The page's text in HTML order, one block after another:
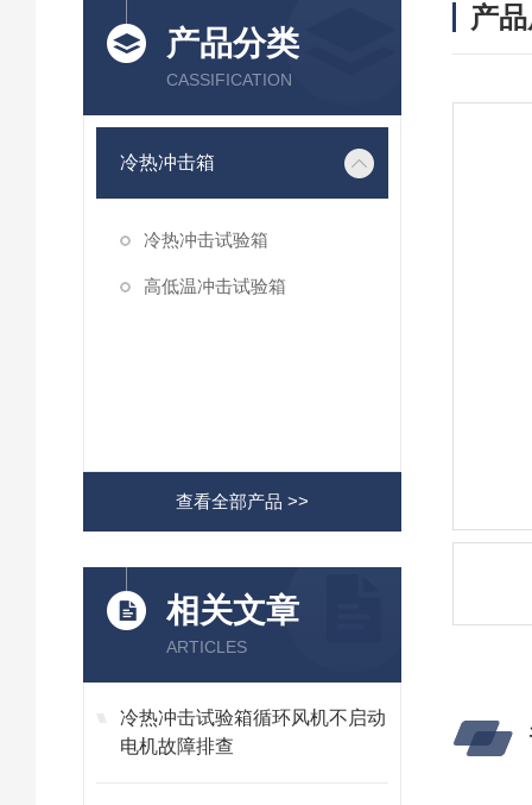
产品分类
CASSIFICATION
冷热冲击箱
冷热冲击试验箱
高低温冲击试验箱
查看全部产品 >>
相关文章
ARTICLES
冷热冲击试验箱循环风机不启动
电机故障排查
产